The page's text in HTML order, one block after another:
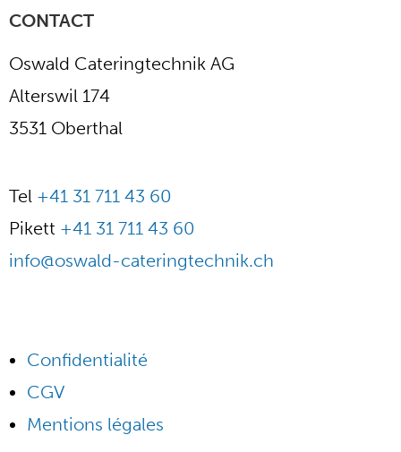
CONTACT
Oswald Cateringtechnik AG
Alterswil 174
3531 Oberthal
Tel +41 31 711 43 60
Pikett +41 31 711 43 60
info@oswald-cateringtechnik.ch
Confidentialité
CGV
Mentions légales